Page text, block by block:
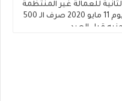
للعمالة غير المنتظمة
يوم 11 مايو 2020 صرف الـ 500
جنيه قبل العيد